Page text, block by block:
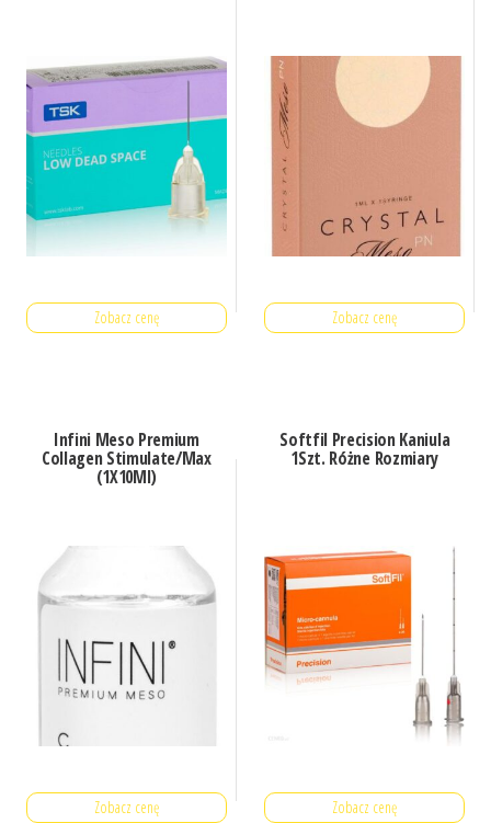
Zobacz cenę Zobacz cenę
Infini Meso Premium
Collagen Stimulate/Max
(1X10Ml)
Zobacz cenę
Softfil Precision Kaniula
1Szt. Różne Rozmiary
Zobacz cenę